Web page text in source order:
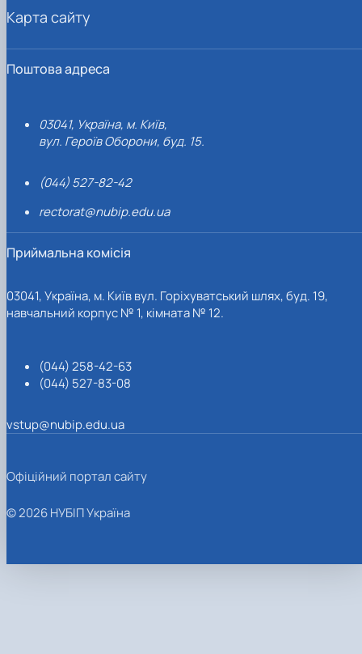
Поштова адреса
03041, Україна, м. Київ,
вул. Героїв Оборони, буд. 15.
(044) 527-82-42
rectorat@nubip.edu.ua
Приймальна комісія
03041, Україна, м. Київ вул. Горіхуватський шлях, буд. 19,
навчальний корпус № 1, кімната № 12.
(044) 258-42-63
(044) 527-83-08
vstup@nubip.edu.ua
Карта сайту
Офіційний портал сайту
© 2026 НУБІП Україна